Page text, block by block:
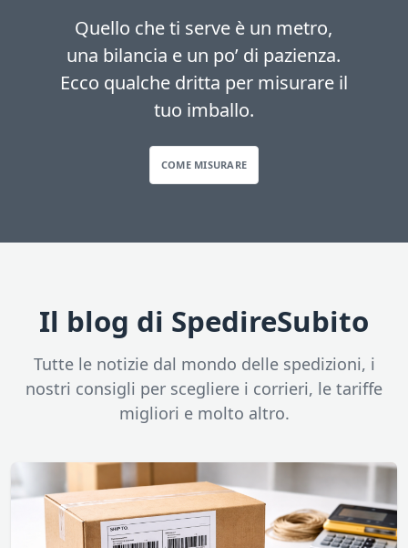
Quello che ti serve è un metro,
una bilancia e un po’ di pazienza.
Ecco qualche dritta per misurare il
tuo imballo.
COME MISURARE
Il blog di SpedireSubito
Tutte le notizie dal mondo delle spedizioni, i
nostri consigli per scegliere i corrieri, le tariffe
migliori e molto altro.